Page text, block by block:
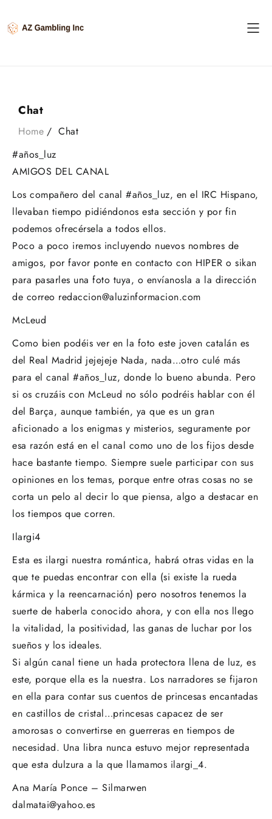
content
Chat
Home
Chat
#años_luz
AMIGOS DEL CANAL
Los compañero del canal #años_luz, en el IRC Hispano,
llevaban tiempo pidiéndonos esta sección y por fin
podemos ofrecérsela a todos ellos.
Poco a poco iremos incluyendo nuevos nombres de
amigos, por favor ponte en contacto con HIPER o sikan
para pasarles una foto tuya, o envíanosla a la dirección
de correo redaccion@aluzinformacion.com
McLeud
Como bien podéis ver en la foto este joven catalán es
del Real Madrid jejejeje Nada, nada…otro culé más
para el canal #años_luz, donde lo bueno abunda. Pero
si os cruzáis con McLeud no sólo podréis hablar con él
del Barça, aunque también, ya que es un gran
aficionado a los enigmas y misterios, seguramente por
esa razón está en el canal como uno de los fijos desde
hace bastante tiempo. Siempre suele participar con sus
opiniones en los temas, porque entre otras cosas no se
corta un pelo al decir lo que piensa, algo a destacar en
los tiempos que corren.
Ilargi4
Esta es ilargi nuestra romántica, habrá otras vidas en la
que te puedas encontrar con ella (si existe la rueda
kármica y la reencarnación) pero nosotros tenemos la
suerte de haberla conocido ahora, y con ella nos llego
la vitalidad, la positividad, las ganas de luchar por los
sueños y los ideales.
Si algún canal tiene un hada protectora llena de luz, es
este, porque ella es la nuestra. Los narradores se fijaron
en ella para contar sus cuentos de princesas encantadas
en castillos de cristal…princesas capacez de ser
amorosas o convertirse en guerreras en tiempos de
necesidad. Una libra nunca estuvo mejor representada
que esta dulzura a la que llamamos ilargi_4.
Ana María Ponce – Silmarwen
dalmatai@yahoo.es